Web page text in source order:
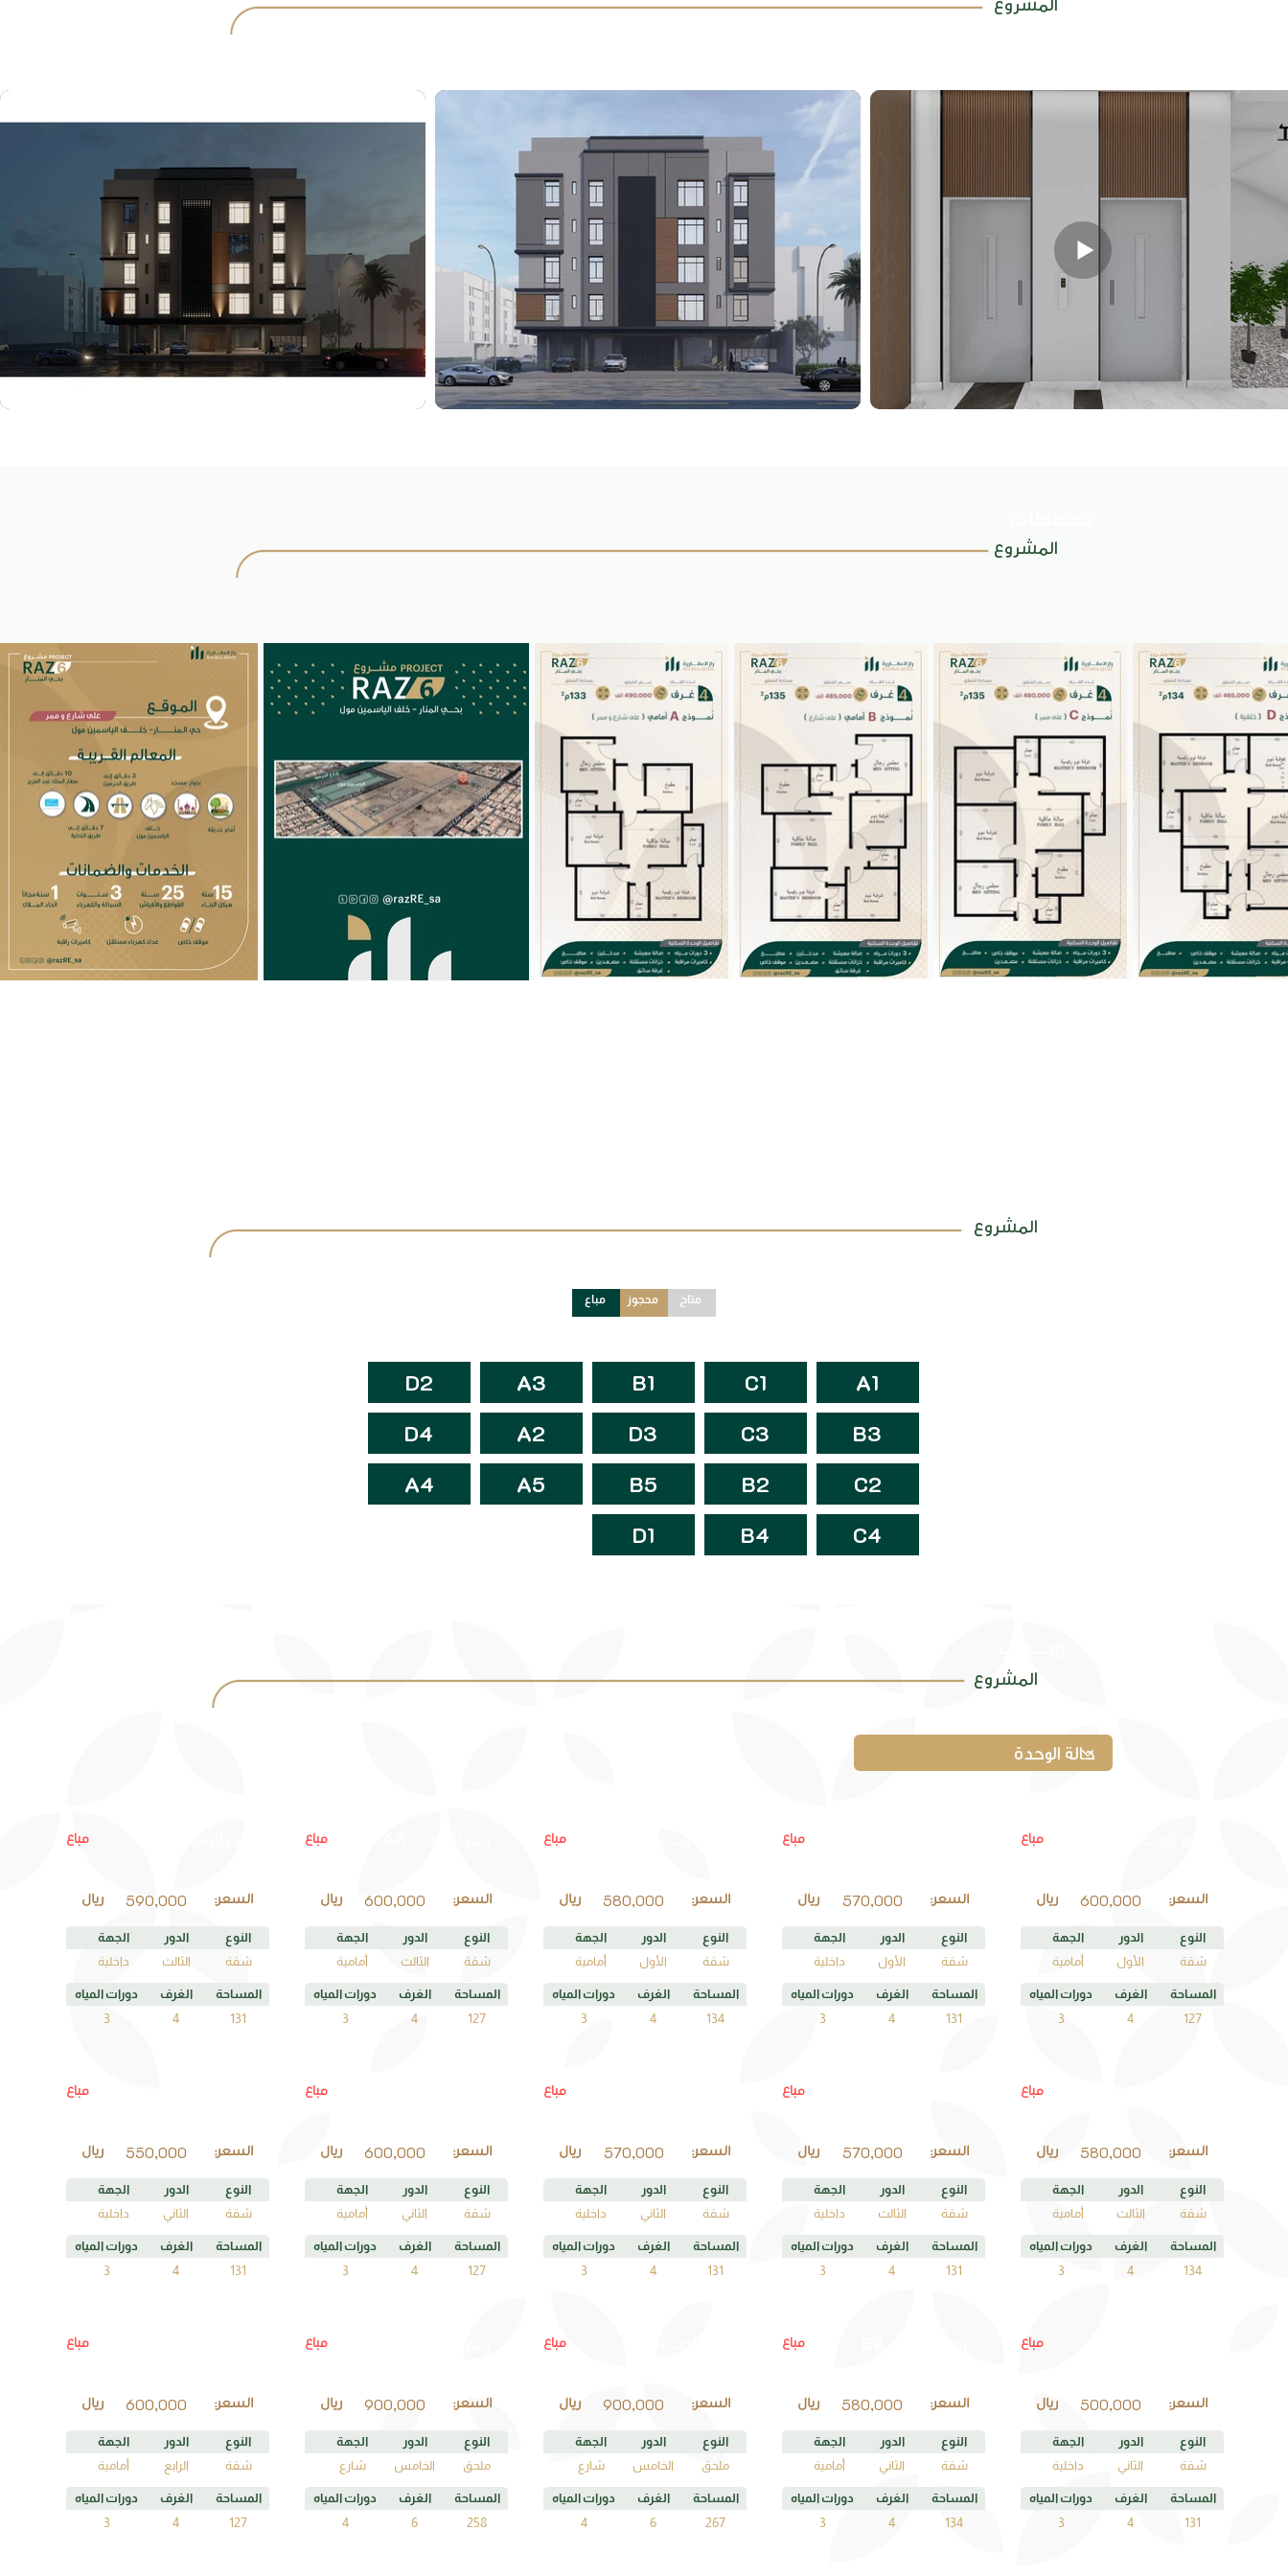
المشروع
المشروع
متاح محجوز مباع
A1
B3
C2
C4
C1
C3
B2
B4
B1
D3
B5
D1
A3
A2
A5
D2
D4
A4
المشروع
مباع
ريال 600,000 السعر:
النوع الدور
الجهة
شقة
الأول أمامية
المساحة الغرف دورات المياه
127
4
3
مباع
ريال 580,000 السعر:
النوع الدور
الجهة
شقة
الثالث أمامية
المساحة الغرف دورات المياه
134
4
3
مباع
ريال 500,000 السعر:
النوع الدور
الجهة
شقة
الثاني داخلية
المساحة الغرف دورات المياه
131
4
3
مباع
ريال 570,000 السعر:
النوع الدور
الجهة
شقة
الأول داخلية
المساحة الغرف دورات المياه
131
4
3
مباع
ريال 570,000 السعر:
النوع الدور
الجهة
شقة
الثالث داخلية
المساحة الغرف دورات المياه
131
4
3
مباع
ريال 580,000 السعر:
النوع الدور
الجهة
شقة
الثاني أمامية
المساحة الغرف دورات المياه
134
4
3
مباع
ريال 580,000 السعر:
النوع الدور
الجهة
شقة
الأول أمامية
المساحة الغرف دورات المياه
134
4
3
مباع
ريال 570,000 السعر:
النوع الدور
الجهة
شقة
الثاني داخلية
المساحة الغرف دورات المياه
131
4
3
مباع
ريال 900,000 السعر:
النوع الدور
الجهة
ملحق
الخامس شارع
المساحة الغرف دورات المياه
267
6
4
مباع
ريال 600,000 السعر:
النوع الدور
الجهة
شقة
الثالث أمامية
المساحة الغرف دورات المياه
127
4
3
مباع
ريال 600,000 السعر:
النوع الدور
الجهة
شقة
الثاني أمامية
المساحة الغرف دورات المياه
127
4
3
مباع
ريال 900,000 السعر:
النوع الدور
الجهة
ملحق
الخامس شارع
المساحة الغرف دورات المياه
258
6
4
مباع
ريال 590,000 السعر:
النوع الدور
الجهة
شقة
الثالث داخلية
المساحة الغرف دورات المياه
131
4
3
مباع
ريال 550,000 السعر:
النوع الدور
الجهة
شقة
الثاني داخلية
المساحة الغرف دورات المياه
131
4
3
مباع
ريال 600,000 السعر:
النوع الدور
الجهة
شقة
الرابع أمامية
المساحة الغرف دورات المياه
127
4
3